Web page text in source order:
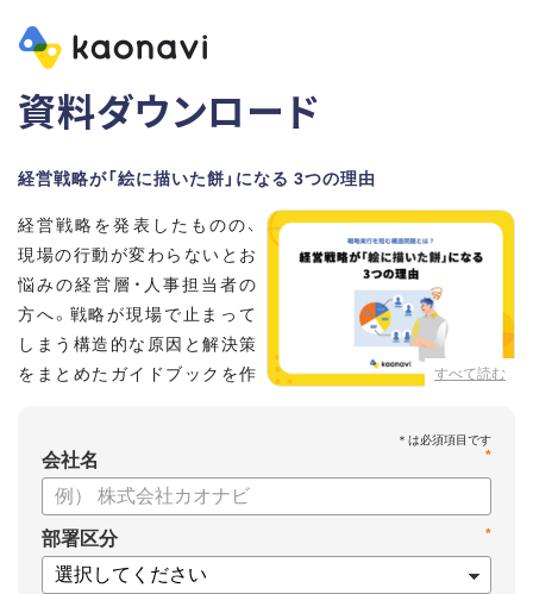
資料ダウンロード
経営戦略が「絵に描いた餅」になる 3つの理由
すべて読む
経営戦略を発表したものの、
現場の行動が変わらないとお
悩みの経営層・人事担当者の
方へ。戦略が現場で止まって
しまう構造的な原因と解決策
をまとめたガイドブックを作
本資料では、自律的に戦略を実行できる組織づくりのステップ
と、タレントマネジメントの視点から具体的なアプローチをお
届けします 。
【資料の内容】
・経営戦略が「絵に描いた餅」になる3つの理由
*
会社名
*
部署区分